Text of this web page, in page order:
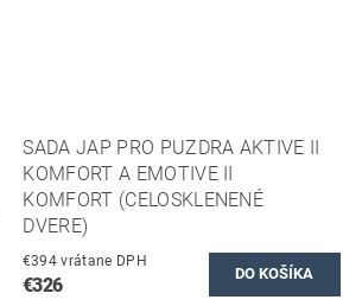
SADA JAP PRO PUZDRA AKTIVE II
KOMFORT A EMOTIVE II
KOMFORT (CELOSKLENENÉ
DVERE)
€394 vrátane DPH
€326